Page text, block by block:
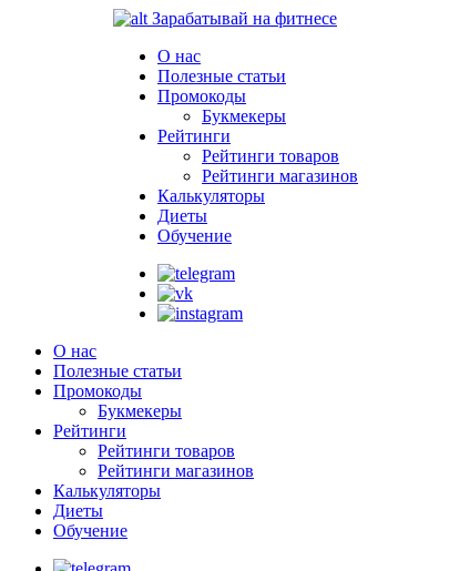
Зарабатывай на фитнесе
О нас
Полезные статьи
Промокоды
Букмекеры
Рейтинги
Рейтинги товаров
Рейтинги магазинов
Калькуляторы
Диеты
Обучение
О нас
Полезные статьи
Промокоды
Букмекеры
Рейтинги
Рейтинги товаров
Рейтинги магазинов
Калькуляторы
Диеты
Обучение